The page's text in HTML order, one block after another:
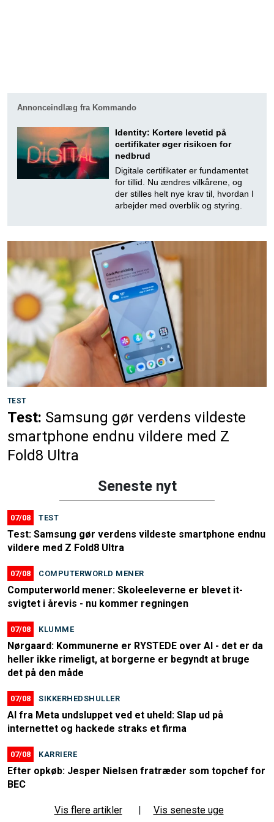
Annonceindlæg fra Kommando
Identity: Kortere levetid på
certifikater øger risikoen for
nedbrud
Digitale certifikater er fundamentet
for tillid. Nu ændres vilkårene, og
der stilles helt nye krav til, hvordan I
arbejder med overblik og styring.
TEST
Test: Samsung gør verdens vildeste
smartphone endnu vildere med Z
Fold8 Ultra
Seneste nyt
07/08 TEST
Test: Samsung gør verdens vildeste smartphone endnu
vildere med Z Fold8 Ultra
07/08 COMPUTERWORLD MENER
Computerworld mener: Skoleeleverne er blevet it-
svigtet i årevis - nu kommer regningen
07/08 KLUMME
Nørgaard: Kommunerne er RYSTEDE over AI - det er da
heller ikke rimeligt, at borgerne er begyndt at bruge
det på den måde
07/08 SIKKERHEDSHULLER
AI fra Meta undsluppet ved et uheld: Slap ud på
internettet og hackede straks et firma
07/08 KARRIERE
Efter opkøb: Jesper Nielsen fratræder som topchef for
BEC
Vis flere artikler | Vis seneste uge